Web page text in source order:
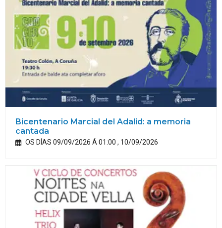
Bicentenario Marcial del Adalid: a memoria
cantada
OS DÍAS 09/09/2026 Á 01:00 , 10/09/2026